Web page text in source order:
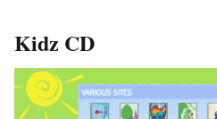
Kidz CD